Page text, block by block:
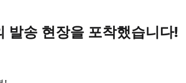
발송 현장을 포착했습니다!